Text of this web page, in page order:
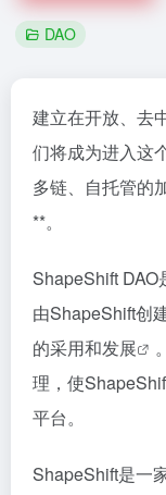
DAO
建立在开放、去
们将成为进入这
多链、自托管的
**。
ShapeShift DAO
由ShapeShift创
的采用和发展
理，使
平台。
ShapeShift是一